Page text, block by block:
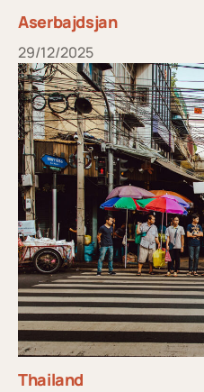
Aserbajdsjan
29/12/2025
Thailand